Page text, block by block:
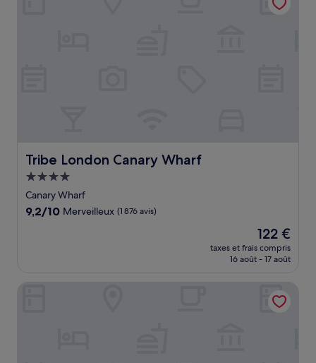
Tribe London Canary Wharf
Tribe London Canary Wharf
Hébergement
4.0 étoiles
Canary Wharf
9.2
9,2/10 Merveilleux (1 876 avis)
Le
nouveau
prix
de
122 €
122 €
taxes et frais compris
16 août - 17 août